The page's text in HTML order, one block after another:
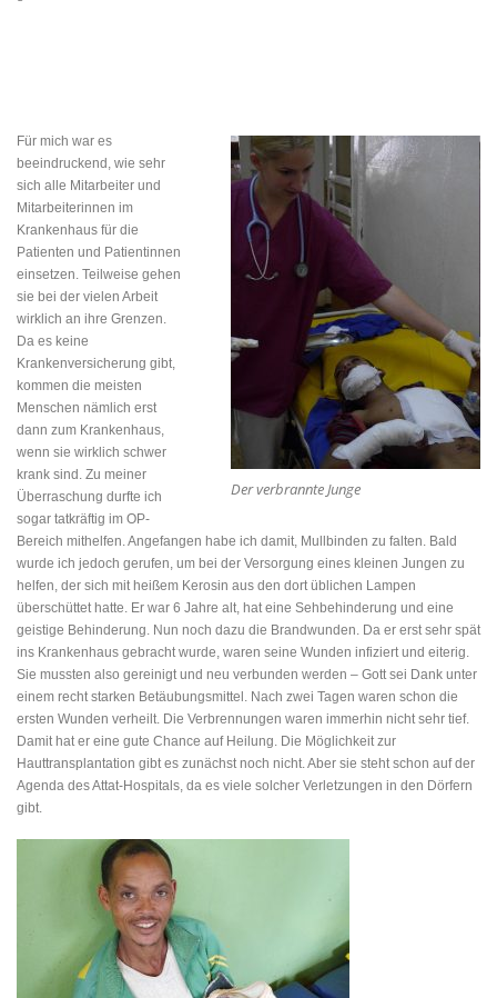
Der verbrannte Junge
Für mich war es
beeindruckend, wie sehr
sich alle Mitarbeiter und
Mitarbeiterinnen im
Krankenhaus für die
Patienten und Patientinnen
einsetzen. Teilweise gehen
sie bei der vielen Arbeit
wirklich an ihre Grenzen.
Da es keine
Krankenversicherung gibt,
kommen die meisten
Menschen nämlich erst
dann zum Krankenhaus,
wenn sie wirklich schwer
krank sind. Zu meiner
Überraschung durfte ich
sogar tatkräftig im OP-
Bereich mithelfen. Angefangen habe ich damit, Mullbinden zu falten. Bald
wurde ich jedoch gerufen, um bei der Versorgung eines kleinen Jungen zu
helfen, der sich mit heißem Kerosin aus den dort üblichen Lampen
überschüttet hatte. Er war 6 Jahre alt, hat eine Sehbehinderung und eine
geistige Behinderung. Nun noch dazu die Brandwunden. Da er erst sehr spät
ins Krankenhaus gebracht wurde, waren seine Wunden infiziert und eiterig.
Sie mussten also gereinigt und neu verbunden werden – Gott sei Dank unter
einem recht starken Betäubungsmittel. Nach zwei Tagen waren schon die
ersten Wunden verheilt. Die Verbrennungen waren immerhin nicht sehr tief.
Damit hat er eine gute Chance auf Heilung. Die Möglichkeit zur
Hauttransplantation gibt es zunächst noch nicht. Aber sie steht schon auf der
Agenda des Attat-Hospitals, da es viele solcher Verletzungen in den Dörfern
gibt.